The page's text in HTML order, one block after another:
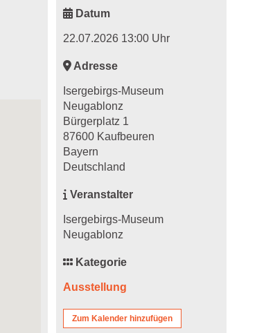
Datum
22.07.2026 13:00 Uhr
Adresse
Isergebirgs-Museum
Neugablonz
Bürgerplatz 1
87600 Kaufbeuren
Bayern
Deutschland
Veranstalter
Isergebirgs-Museum
Neugablonz
Kategorie
Ausstellung
Zum Kalender hinzufügen